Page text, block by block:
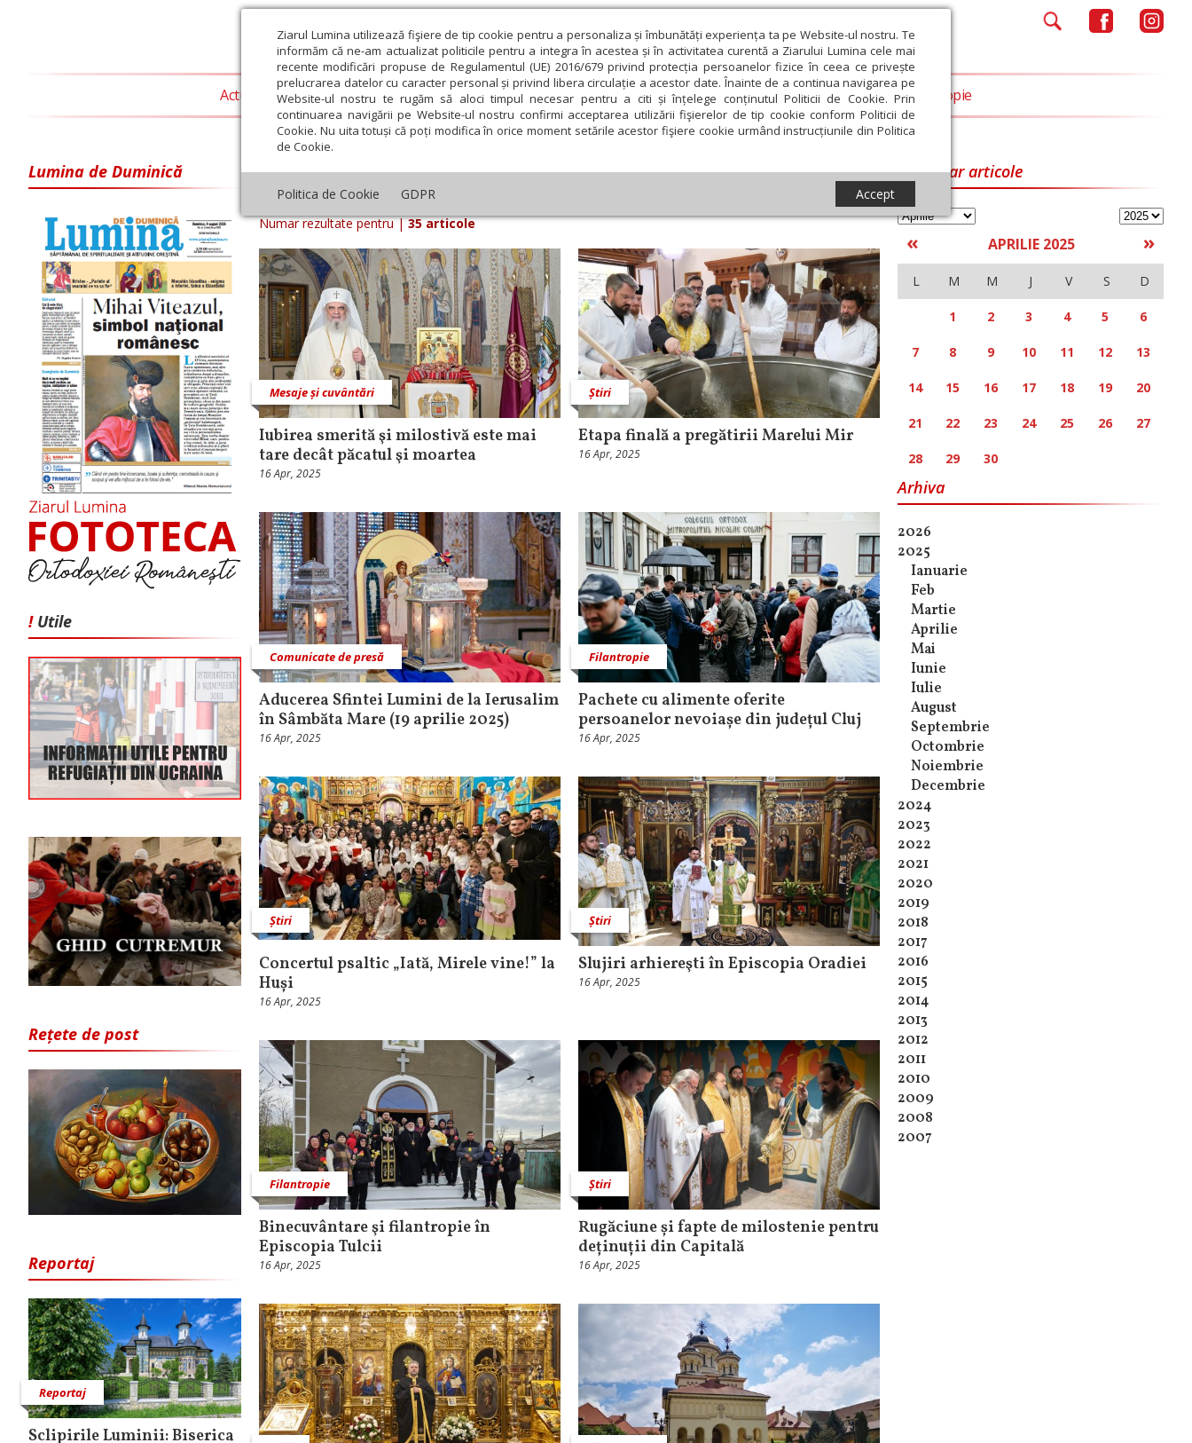
Ziarul Lumina utilizează fişiere de tip cookie pentru a personaliza și îmbunătăți experiența ta pe Website-ul nostru. Te
informăm că ne-am actualizat politicile pentru a integra în acestea și în activitatea curentă a Ziarului Lumina cele mai
recente modificări propuse de Regulamentul (UE) 2016/679 privind protecția persoanelor fizice în ceea ce privește
prelucrarea datelor cu caracter personal și privind libera circulație a acestor date. Înainte de a continua navigarea pe
Website-ul nostru te rugăm să aloci timpul necesar pentru a citi și înțelege conținutul Politicii de Cookie. Prin
continuarea navigării pe Website-ul nostru confirmi acceptarea utilizării fişierelor de tip cookie conform Politicii de
Cookie. Nu uita totuși că poți modifica în orice moment setările acestor fişiere cookie urmând instrucțiunile din Politica
de Cookie.
Politica de Cookie GDPR Accept
Actualitate religioasă Teologie și spiritualitate Educaţie și Cultură Societate Opinii Filantropie
Lumina de Duminică
! Utile
Rețete de post
Reportaj
Reportaj
Sclipirile Luminii: Biserica
Arhiva ziar Ziarul Lumina din 16 Aprilie 2025
Numar rezultate pentru|35 articole
Mesaje și cuvântări
Iubirea smerită şi milostivă este mai
tare decât păcatul şi moartea
16 Apr, 2025
Știri
Etapa finală a pregătirii Marelui Mir
16 Apr, 2025
Comunicate de presă
Aducerea Sfintei Lumini de la Ierusalim
în Sâmbăta Mare (19 aprilie 2025)
16 Apr, 2025
Filantropie
Pachete cu alimente oferite
persoanelor nevoiașe din județul Cluj
16 Apr, 2025
Știri
Concertul psaltic „Iată, Mirele vine!” la
Huși
16 Apr, 2025
Știri
Slujiri arhiereşti în Episcopia Oradiei
16 Apr, 2025
Filantropie
Binecuvântare şi filantropie în
Episcopia Tulcii
16 Apr, 2025
Știri
Rugăciune și fapte de milostenie pentru
deținuții din Capitală
16 Apr, 2025
Calendar articole
« »
APRILIE 2025
L M M J V S D
1 2 3 4 5 6
7 8 9 10 11 12 13
14 15 16 17 18 19 20
21 22 23 24 25 26 27
28 29 30
Arhiva
2026
2025
Ianuarie
Feb
Martie
Aprilie
Mai
Iunie
Iulie
August
Septembrie
Octombrie
Noiembrie
Decembrie
2024
2023
2022
2021
2020
2019
2018
2017
2016
2015
2014
2013
2012
2011
2010
2009
2008
2007